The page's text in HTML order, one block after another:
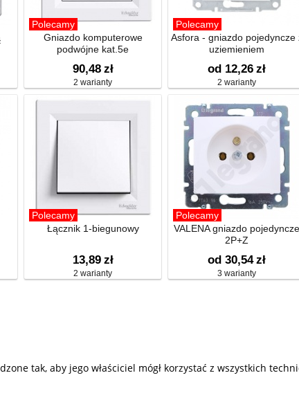
Polecamy
Gniazdo komputerowe
podwójne kat.5e
90,48 zł
2 warianty
Polecamy
Asfora - gniazdo pojedyncze
uziemieniem
od 12,26 zł
2 warianty
Polecamy
Łącznik 1-biegunowy
13,89 zł
2 warianty
Polecamy
VALENA gniazdo pojedyncze
2P+Z
od 30,54 zł
3 warianty
tak, aby jego właściciel mógł korzystać z wszystkich